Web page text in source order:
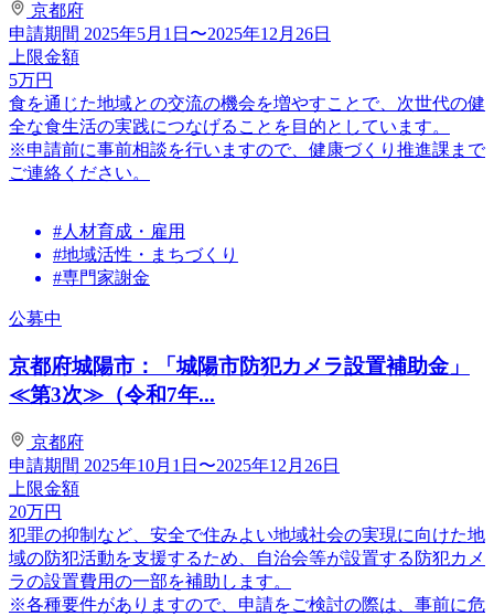
京都府
申請期間 2025年5月1日〜2025年12月26日
上限金額
5万円
食を通じた地域との交流の機会を増やすことで、次世代の健
全な食生活の実践につなげることを目的としています。
※申請前に事前相談を行いますので、健康づくり推進課まで
ご連絡ください。
#人材育成・雇用
#地域活性・まちづくり
#専門家謝金
公募中
京都府城陽市：「城陽市防犯カメラ設置補助金」
≪第3次≫（令和7年...
京都府
申請期間 2025年10月1日〜2025年12月26日
上限金額
20万円
犯罪の抑制など、安全で住みよい地域社会の実現に向けた地
域の防犯活動を支援するため、自治会等が設置する防犯カメ
ラの設置費用の一部を補助します。
※各種要件がありますので、申請をご検討の際は、事前に危